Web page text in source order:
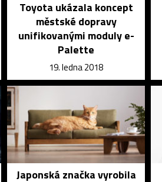
Toyota ukázala koncept
městské dopravy
unifikovanými moduly e-
Palette
19. ledna 2018
Japonská značka vyrobila